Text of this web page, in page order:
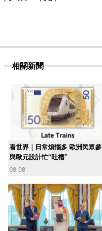
相關新聞
看世界｜日常煩惱多 歐洲民眾參
與歐元設計忙“吐槽”
08-08